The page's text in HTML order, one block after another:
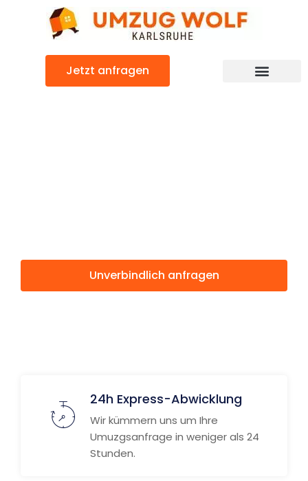
Jetzt anfragen
Unverbindlich anfragen
24h Express-Abwicklung
Wir kümmern uns um Ihre
Umuzgsanfrage in weniger als 24
Stunden.